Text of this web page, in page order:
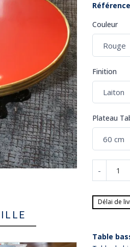
Couleur
Finition
Plateau
-
Délai de
Table